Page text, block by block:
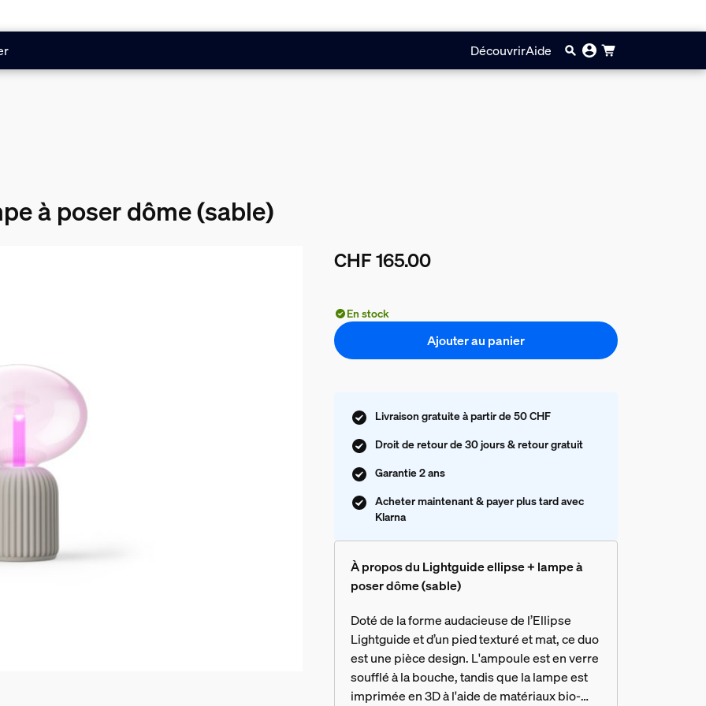
DécouvrirAide
à poser dôme (sable)
CHF 165.00
En stock
Ajouter au panier
Livraison gratuite à partir de 50 CHF
Droit de retour de 30 jours & retour gratuit
Garantie 2 ans
Acheter maintenant & payer plus tard avec
Klarna
À propos du Lightguide ellipse + lampe à
poser dôme (sable)
Doté de la forme audacieuse de l’Ellipse
Lightguide et d’un pied texturé et mat, ce duo
est une pièce design. L'ampoule est en verre
soufflé à la bouche, tandis que la lampe est
imprimée en 3D à l'aide de matériaux bio-